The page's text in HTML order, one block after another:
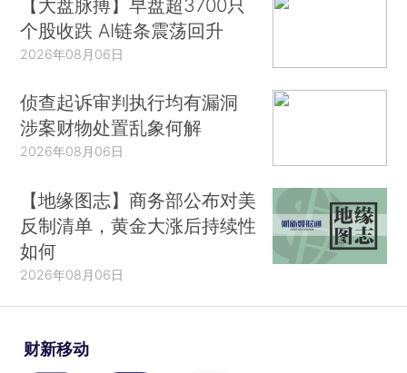
【大盘脉搏】早盘超3700只
个股收跌 AI链条震荡回升
2026年08月06日
侦查起诉审判执行均有漏洞
涉案财物处置乱象何解
2026年08月06日
【地缘图志】商务部公布对美
反制清单，黄金大涨后持续性
如何
2026年08月06日
财新移动